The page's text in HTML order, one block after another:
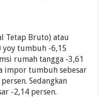
Tetap Bruto) atau
yoy tumbuh -6,15
rumah tangga -3,61
impor tumbuh sebesar
Sedangkan
-2,14 persen.